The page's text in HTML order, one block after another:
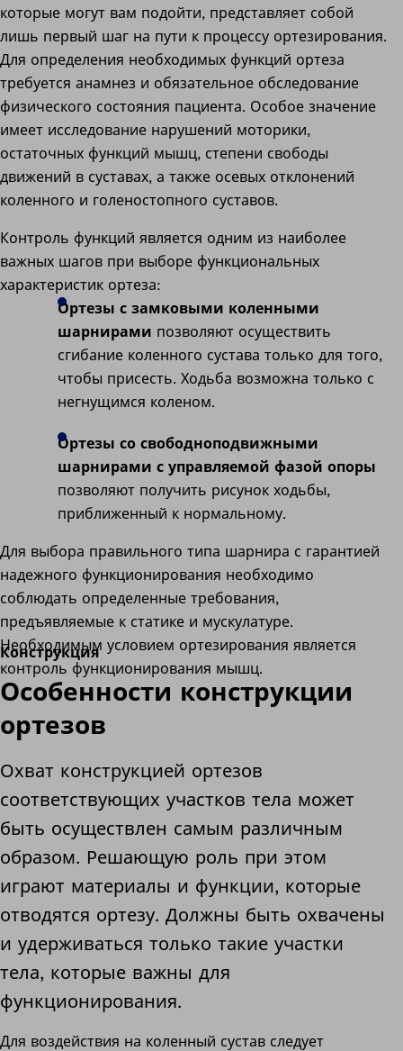
которые могут вам подойти, представляет собой
лишь первый шаг на пути к процессу ортезирования.
Для определения необходимых функций ортеза
требуется анамнез и обязательное обследование
физического состояния пациента. Особое значение
имеет исследование нарушений моторики,
остаточных функций мышц, степени свободы
движений в суставах, а также осевых отклонений
коленного и голеностопного суставов.
Контроль функций является одним из наиболее
важных шагов при выборе функциональных
характеристик ортеза:
Ортезы с замковыми коленными
шарнирами позволяют осуществить
сгибание коленного сустава только для того,
чтобы присесть. Ходьба возможна только с
негнущимся коленом.
Ортезы со свободноподвижными
шарнирами с управляемой фазой опоры
позволяют получить рисунок ходьбы,
приближенный к нормальному.
Для выбора правильного типа шарнира с гарантией
надежного функционирования необходимо
соблюдать определенные требования,
предъявляемые к статике и мускулатуре.
Необходимым условием ортезирования является
контроль функционирования мышц.
Конструкция
Особенности конструкции
ортезов
Охват конструкцией ортезов
соответствующих участков тела может
быть осуществлен самым различным
образом. Решающую роль при этом
играют материалы и функции, которые
отводятся ортезу. Должны быть охвачены
и удерживаться только такие участки
тела, которые важны для
функционирования.
Для воздействия на коленный сустав следует